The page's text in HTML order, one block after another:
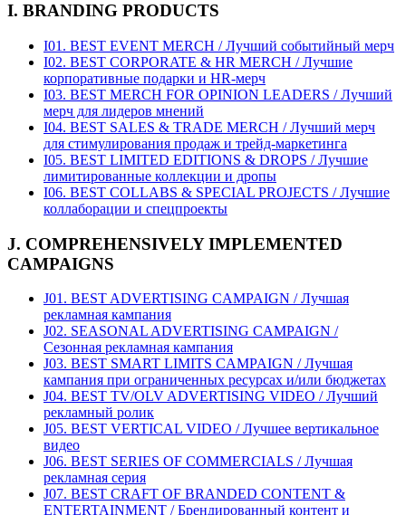
I. BRANDING PRODUCTS
I01. BEST EVENT MERCH / Лучший событийный мерч
I02. BEST CORPORATE & HR MERCH / Лучшие
корпоративные подарки и HR-мерч
I03. BEST MERCH FOR OPINION LEADERS / Лучший
мерч для лидеров мнений
I04. BEST SALES & TRADE MERCH / Лучший мерч
для стимулирования продаж и трейд-маркетинга
I05. BEST LIMITED EDITIONS & DROPS / Лучшие
лимитированные коллекции и дропы
I06. BEST COLLABS & SPECIAL PROJECTS / Лучшие
коллаборации и спецпроекты
J. COMPREHENSIVELY IMPLEMENTED
CAMPAIGNS
J01. BEST ADVERTISING CAMPAIGN / Лучшая
рекламная кампания
J02. SEASONAL ADVERTISING CAMPAIGN /
Сезонная рекламная кампания
J03. BEST SMART LIMITS CAMPAIGN / Лучшая
кампания при ограниченных ресурсах и/или бюджетах
J04. BEST TV/OLV ADVERTISING VIDEO / Лучший
рекламный ролик
J05. BEST VERTICAL VIDEO / Лучшее вертикальное
видео
J06. BEST SERIES OF COMMERCIALS / Лучшая
рекламная серия
J07. BEST CRAFT OF BRANDED CONTENT &
ENTERTAINMENT / Брендированный контент и